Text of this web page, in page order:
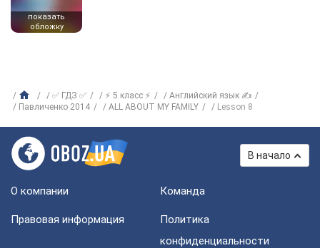
показать
обложку
✅ ГДЗ ✅ ⚡ 5 класс ⚡
Английский язык ✍
Павличенко 2014
ALL ABOUT MY FAMILY Lesson 8
В начало
О компании Команда
Правовая информация
Политика
конфиденциальности